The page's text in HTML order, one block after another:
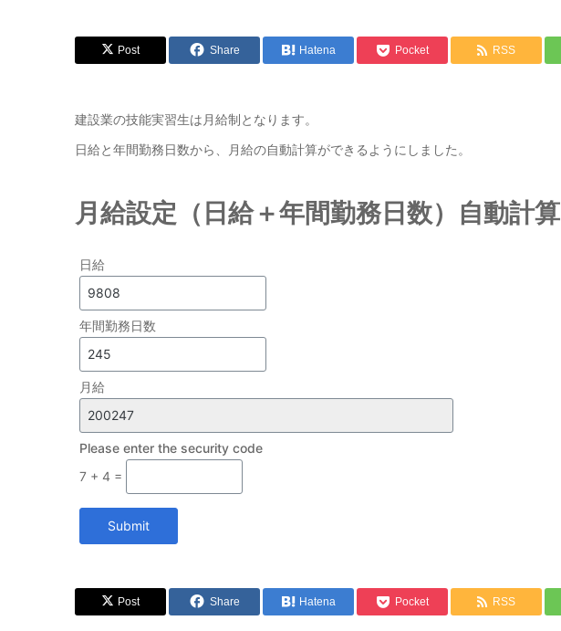
Post Share Hatena Pocket RSS
建設業の技能実習生は月給制となります。
日給と年間勤務日数から、月給の自動計算ができるようにしました。
月給設定（日給＋年間勤務日数）自動計算
日給
年間勤務日数
月給
Please enter the security code
7 + 4 =
Submit
Post Share Hatena Pocket RSS